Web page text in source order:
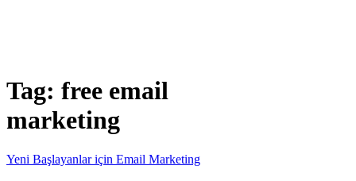
Tag: free email
marketing
Yeni Başlayanlar için Email Marketing